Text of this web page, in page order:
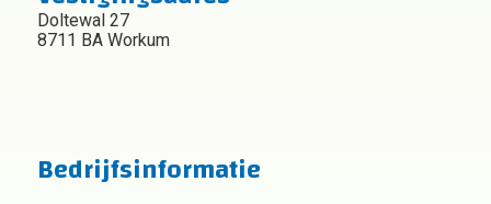
Doltewal 27
8711 BA Workum
Bedrijfsinformatie